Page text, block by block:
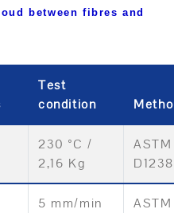
between fibres and
Test
condition
230 °C /
2,16 Kg
ASTM
D1238
5 mm/min
ASTM